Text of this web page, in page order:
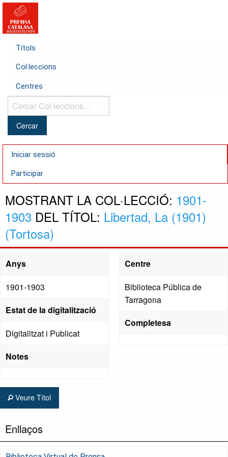
Títols
Col·leccions
Centres
Cercar
Col·leccions...
Iniciar sessió
Participar
MOSTRANT LA COL·LECCIÓ: 1901-
1903 DEL TÍTOL: Libertad, La (1901)
(Tortosa)
Anys
1901-1903
Estat de la digitalització
Digitalitzat i Publicat
Notes
Centre
Biblioteca Pública de
Tarragona
Completesa
Veure Títol
Enllaços